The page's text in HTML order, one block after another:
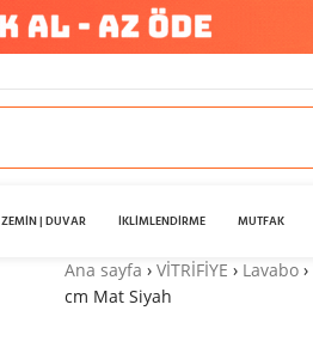
ZEMİN | DUVAR İKLİMLENDİRME MUTFAK
Ana sayfa › VİTRİFİYE › Lavabo›
cm Mat Siyah